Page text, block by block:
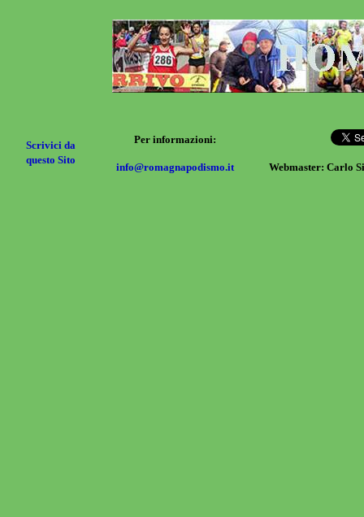
Scrivici da
questo Sito
Per informazioni:
info@romagnapodismo.it Webmaster: Carlo